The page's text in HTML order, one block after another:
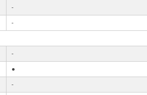
-
-
-
●
-